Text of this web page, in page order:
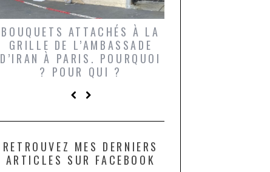
BOUQUETS ATTACHÉS À LA
GRILLE DE L’AMBASSADE
D’IRAN À PARIS. POURQUOI
? POUR QUI ?
RETROUVEZ MES DERNIERS
ARTICLES SUR FACEBOOK